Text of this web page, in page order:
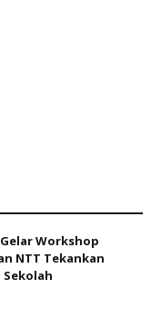
Workshop
NTT Tekankan